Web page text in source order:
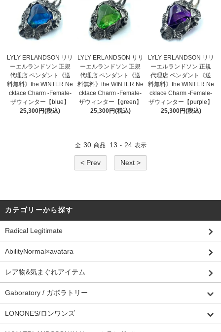
LYLY ERLANDSON リリ
ーエルランドソン 正規
代理店 ペンダント《送
料無料》the WINTER Ne
cklace Charm -Female-
ザウィンター【blue】
25,300円(税込)
LYLY ERLANDSON リリ
ーエルランドソン 正規
代理店 ペンダント《送
料無料》the WINTER Ne
cklace Charm -Female-
ザウィンター【green】
25,300円(税込)
LYLY ERLANDSON リリ
ーエルランドソン 正規
代理店 ペンダント《送
料無料》the WINTER Ne
cklace Charm -Female-
ザウィンター【purple】
25,300円(税込)
全 30 商品 13 - 24 表示
< Prev Next >
カテゴリーから探す
Radical Legitimate
AbilityNormal×avatara
レア物&気まぐれアイテム
Gaboratory / ガボラトリー
LONONES/ロンワンズ